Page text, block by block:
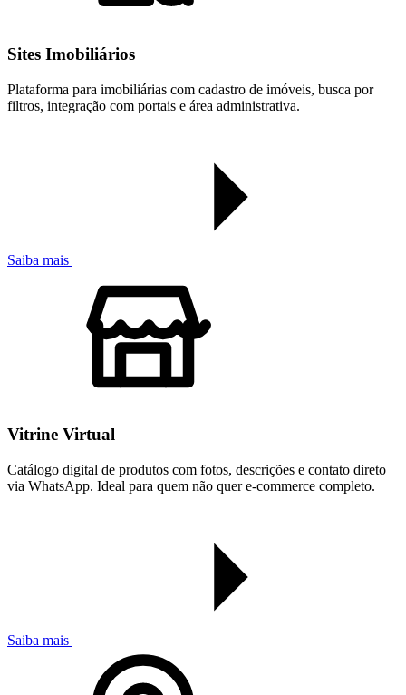
Sites Imobiliários
Plataforma para imobiliárias com cadastro de imóveis, busca por
filtros, integração com portais e área administrativa.
Saiba mais
Vitrine Virtual
Catálogo digital de produtos com fotos, descrições e contato direto
via WhatsApp. Ideal para quem não quer e-commerce completo.
Saiba mais